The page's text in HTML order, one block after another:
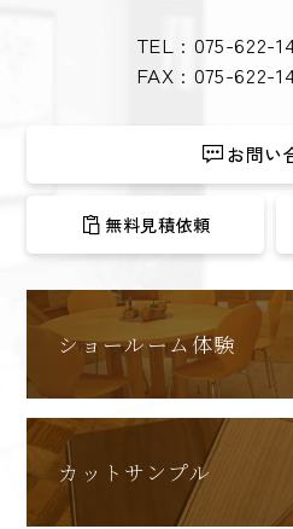
TEL : 075-622-
FAX : 075-622-
お問い
無料見積依頼
ショールーム体験
カットサンプル